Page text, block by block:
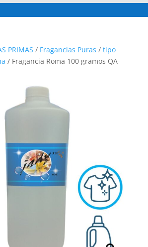
PRIMAS / Fragancias Puras / tipo
/ Fragancia Roma 100 gramos QA-